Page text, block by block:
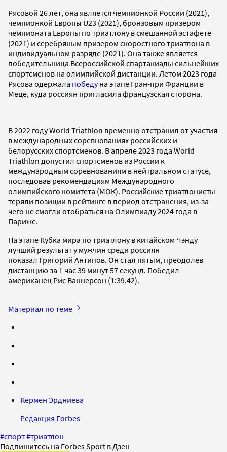
Рясовой 26 лет, она является чемпионкой России (2021),
чемпионкой Европы U23 (2021), бронзовым призером
чемпионата Европы по триатлону в смешанной эстафете
(2021) и серебряным призером скоростного триатлона в
индивидуальном разряде (2021). Она также является
победительница Всероссийской спартакиады сильнейших
спортсменов на олимпийской дистанции. Летом 2023 года
Рясова одержала победуна этапе Гран-при Франции в
Меце, куда россиян пригласила французская сторона.
В 2022 году World Triathlon временно отстранил от участия
в международных соревнованиях российских и
белорусских спортсменов. В апреле 2023 года World
Triathlon допустил спортсменов из России к
международным соревнованиям в нейтральном статусе,
последовав рекомендациям Международного
олимпийского комитета (МОК). Российские триатлонисты
теряли позиции в рейтинге в период отстранения, из-за
чего не смогли отобраться на Олимпиаду 2024 года в
Париже.
На этапе Кубка мира по триатлону в китайском Чэнду
лучший результат у мужчин среди россиян
показал Григорий Антипов. Он стал пятым, преодолев
дистанцию за 1 час 39 минут 57 секунд. Победил
американец Рис Ваннерсон (1:39.42).
Материал по теме
Кермен Эрдниева
Редакция Forbes
#спорт#триатлон
Подпишитесь на Forbes Sport в Дзен